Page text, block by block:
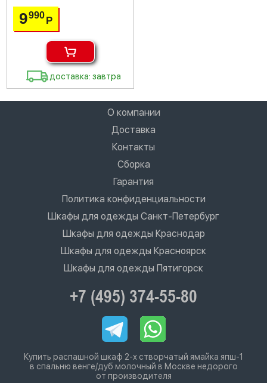
9990Р
доставка: завтра
О компании
Доставка
Контакты
Сборка
Гарантия
Политика конфиденциальности
Шкафы для одежды Санкт-Петербург
Шкафы для одежды Краснодар
Шкафы для одежды Красноярск
Шкафы для одежды Пятигорск
+7 (495) 374-55-80
Купить распашной шкаф 2-х створчатый ямайка япш-1
в спальню венге/дуб молочный в Москве недорого
от производителя